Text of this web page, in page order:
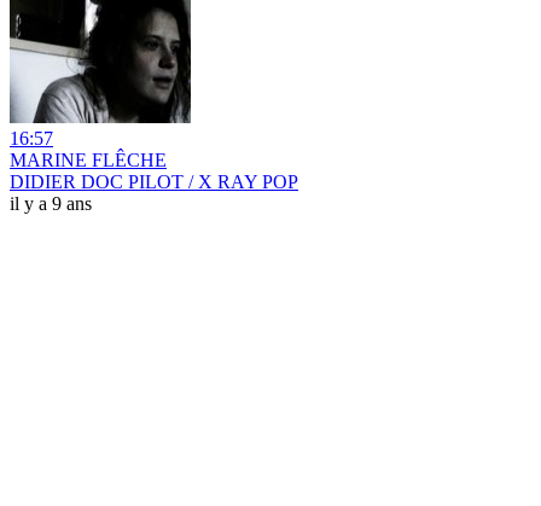
16:57
MARINE FLÊCHE
DIDIER DOC PILOT / X RAY POP
il y a 9 ans